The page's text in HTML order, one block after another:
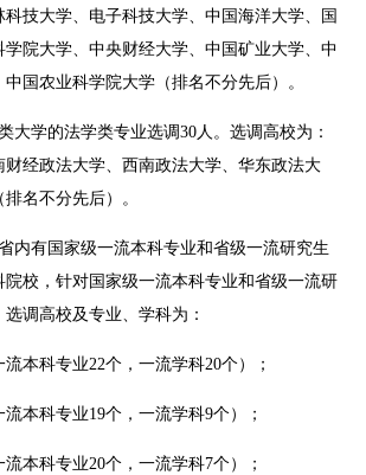
技大学、电子科技大学、中国海洋大学、国
学院大学、中央财经大学、中国矿业大学、中
国农业科学院大学（排名不分先后）。
大学的法学类专业选调30人。选调高校为：
经政法大学、西南政法大学、华东政法大
名不分先后）。
内有国家级一流本科专业和省级一流研究生
校，针对国家级一流本科专业和省级一流研
调高校及专业、学科为：
本科专业22个，一流学科20个）；
本科专业19个，一流学科9个）；
本科专业20个，一流学科7个）；